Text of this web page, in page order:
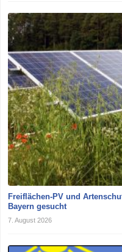
Freiflächen-PV und
Bayern gesucht
7. August 2026